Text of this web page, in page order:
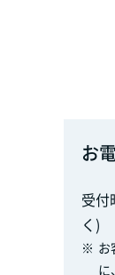
お
受付
く)
※ お
に